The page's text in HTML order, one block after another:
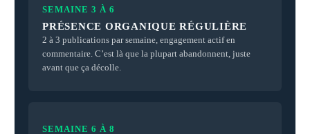
SEMAINE 3 À 6
PRÉSENCE ORGANIQUE RÉGULIÈRE
2 à 3 publications par semaine, engagement actif en
commentaire. C’est là que la plupart abandonnent, juste
avant que ça décolle.
SEMAINE 6 À 8